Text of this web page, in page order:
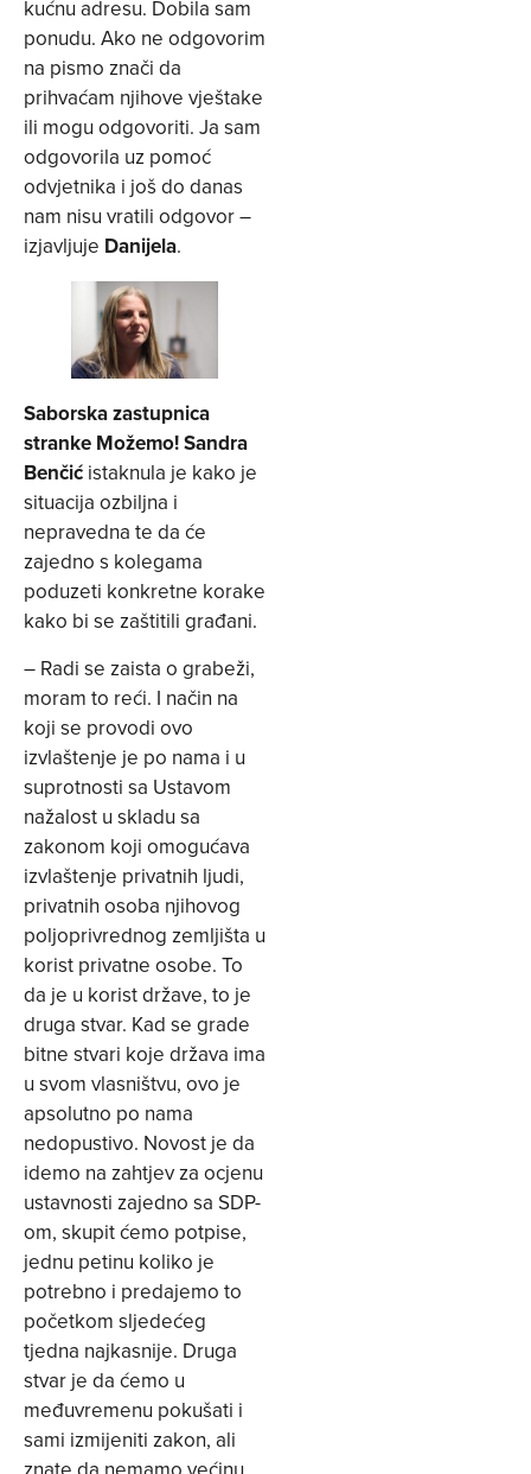
kućnu adresu. Dobila sam
ponudu. Ako ne odgovorim
na pismo znači da
prihvaćam njihove vještake
ili mogu odgovoriti. Ja sam
odgovorila uz pomoć
odvjetnika i još do danas
nam nisu vratili odgovor –
izjavljuje Danijela.
Saborska zastupnica
stranke Možemo! Sandra
Benčić istaknula je kako je
situacija ozbiljna i
nepravedna te da će
zajedno s kolegama
poduzeti konkretne korake
kako bi se zaštitili građani.
– Radi se zaista o grabeži,
moram to reći. I način na
koji se provodi ovo
izvlaštenje je po nama i u
suprotnosti sa Ustavom
nažalost u skladu sa
zakonom koji omogućava
izvlaštenje privatnih ljudi,
privatnih osoba njihovog
poljoprivrednog zemljišta u
korist privatne osobe. To
da je u korist države, to je
druga stvar. Kad se grade
bitne stvari koje država ima
u svom vlasništvu, ovo je
apsolutno po nama
nedopustivo. Novost je da
idemo na zahtjev za ocjenu
ustavnosti zajedno sa SDP-
om, skupit ćemo potpise,
jednu petinu koliko je
potrebno i predajemo to
početkom sljedećeg
tjedna najkasnije. Druga
stvar je da ćemo u
međuvremenu pokušati i
sami izmijeniti zakon, ali